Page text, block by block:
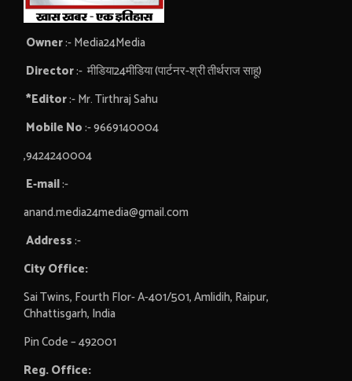
Owner:- Media24Media
Director:- मीडिया24मीडिया (पार्टनर-श्री तीर्थराज साहू)
*Editor:- Mr. Tirthraj Sahu
Mobile No:- 9669140004
,9424240004
E-mail:-
anand.media24media@gmail.com
Address:-
City Office:
Sai Twins, Fourth Flor- A-401/501, Amlidih, Raipur,
Chhattisgarh, India
Pin Code – 492001
Reg. Office: